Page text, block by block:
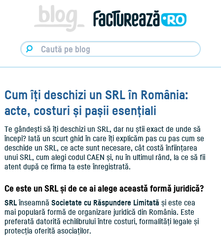
Factureaza.ro
Cum îți deschizi un SRL în România:
acte, costuri și pașii esențiali
Te gândești să îți deschizi un SRL, dar nu știi exact de unde să
începi? Iată un scurt ghid în care îți explicăm pas cu pas cum se
deschide un SRL, ce acte sunt necesare, cât costă înființarea
unui SRL, cum alegi codul CAEN și, nu în ultimul rând, la ce să fii
atent după ce firma ta este înregistrată.
Ce este un SRL și de ce ai alege această formă juridică?
SRLînseamnă Societate cu Răspundere Limitată și este cea
mai populară formă de organizare juridică din România. Este
preferată datorită echilibrului între costuri, formalități legale și
protecția oferită asociaților.